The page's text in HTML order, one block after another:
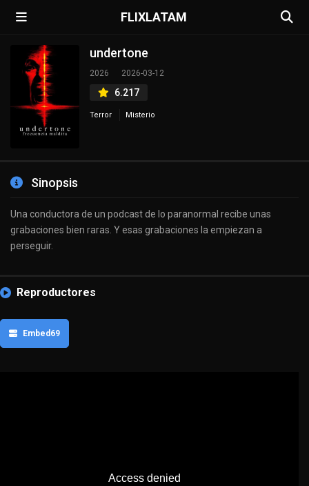
FLIXLATAM
undertone
2026 2026-03-12
6.217
Terror Misterio
Sinopsis
Una conductora de un podcast de lo paranormal recibe unas
grabaciones bien raras. Y esas grabaciones la empiezan a
perseguir.
Reproductores
Embed69